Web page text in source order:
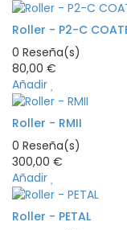
Roller - P2-C
0 Reseña(s)
80,00 €
Añadir
Roller - RMII
0 Reseña(s)
300,00 €
Añadir
Roller - PETAL